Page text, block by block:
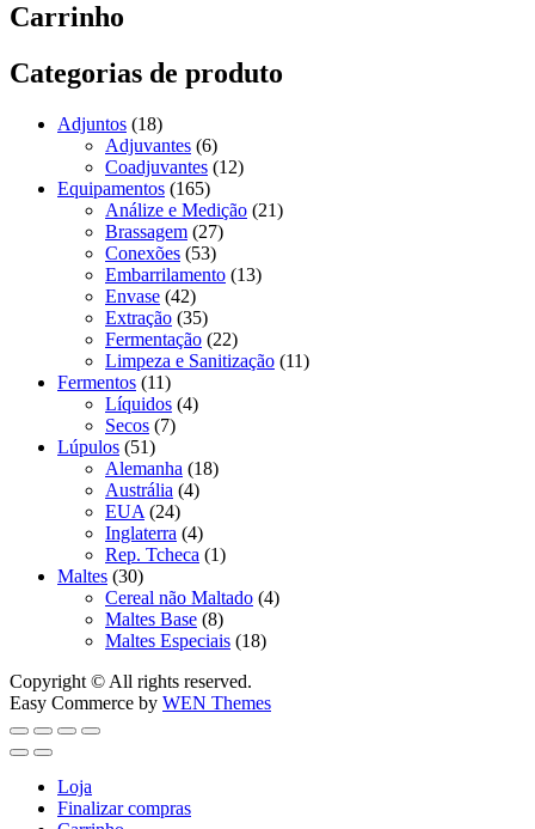
Carrinho
Categorias de produto
Adjuntos (18)
Adjuvantes (6)
Coadjuvantes (12)
Equipamentos (165)
Análize e Medição (21)
Brassagem (27)
Conexões (53)
Embarrilamento (13)
Envase (42)
Extração (35)
Fermentação (22)
Limpeza e Sanitização (11)
Fermentos (11)
Líquidos (4)
Secos (7)
Lúpulos (51)
Alemanha (18)
Austrália (4)
EUA (24)
Inglaterra (4)
Rep. Tcheca (1)
Maltes (30)
Cereal não Maltado (4)
Maltes Base (8)
Maltes Especiais (18)
Copyright © All rights reserved.
Easy Commerce by WEN Themes
Loja
Finalizar compras